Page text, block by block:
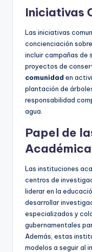
Iniciativas
Las iniciativas
concienciación
incluir campañas de
proyectos de
comunidad en
plantación de
responsabilidad
agua.
Papel de
Las instituciones
centros de
liderar en la
desarrollar
especializados y
gubernamentales
Además, estas
modelos a seguir al